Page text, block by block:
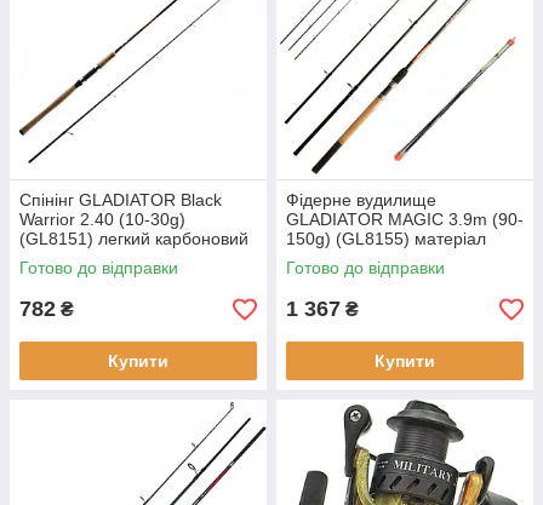
Cпінінг GLADIATOR Black
Warrior 2.40 (10-30g)
(GL8151) легкий карбоновий
вудилище для активної
риболовлі
Готово до відправки
782 ₴
Купити
Фідерне вудилище
GLADIATOR MAGIC 3.9m (90-
150g) (GL8155) матеріал
бланка: високомолекулярний
карбон
Готово до відправки
1 367 ₴
Купити